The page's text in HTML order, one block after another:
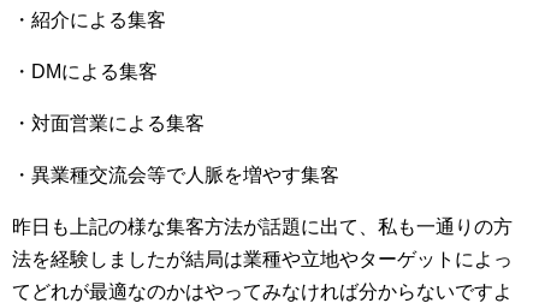
・紹介による集客
・DMによる集客
・対面営業による集客
・異業種交流会等で人脈を増やす集客
昨日も上記の様な集客方法が話題に出て、私も一通りの方
法を経験しましたが結局は業種や立地やターゲットによっ
てどれが最適なのかはやってみなければ分からないですよ